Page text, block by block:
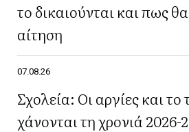
το δικαιούνται και πως
αίτηση
07.08.26
Σχολεία: Οι αργίες και το
χάνονται τη χρονιά 2026-